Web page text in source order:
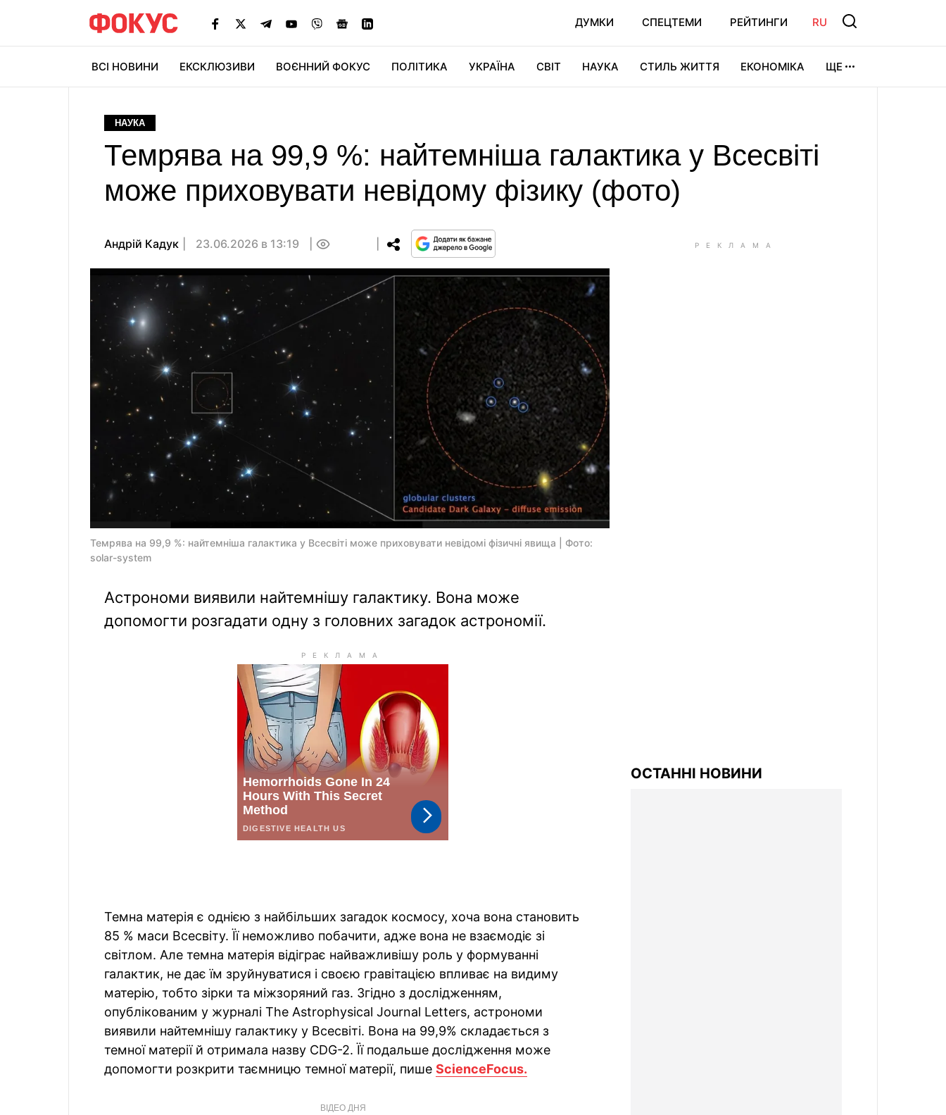
ДУМКИ СПЕЦТЕМИ РЕЙТИНГИ RU
ВСІ НОВИНИ ЕКСКЛЮЗИВИ ВОЄННИЙ ФОКУС ПОЛІТИКА УКРАЇНА СВІТ НАУКА СТИЛЬ ЖИТТЯ ЕКОНОМІКА ЩЕ
НАУКА
Темрява на 99,9 %: найтемніша галактика у Всесвіті
може приховувати невідому фізику (фото)
Андрій Кадук 23.06.2026 в 13:19
Темрява на 99,9 %: найтемніша галактика у Всесвіті може приховувати невідомі фізичні явища | Фото:
solar-system
Астрономи виявили найтемнішу галактику. Вона може
допомогти розгадати одну з головних загадок астрономії.
Темна матерія є однією з найбільших загадок космосу, хоча вона становить
85 % маси Всесвіту. Її неможливо побачити, адже вона не взаємодіє зі
світлом. Але темна матерія відіграє найважливішу роль у формуванні
галактик, не дає їм зруйнуватися і своєю гравітацією впливає на видиму
матерію, тобто зірки та міжзоряний газ. Згідно з дослідженням,
опублікованим у журналі The Astrophysical Journal Letters, астрономи
виявили найтемнішу галактику у Всесвіті. Вона на 99,9% складається з
темної матерії й отримала назву CDG-2. Її подальше дослідження може
допомогти розкрити таємницю темної матерії, пише ScienceFocus.
ВІДЕО ДНЯ
ОСТАННІ НОВИНИ